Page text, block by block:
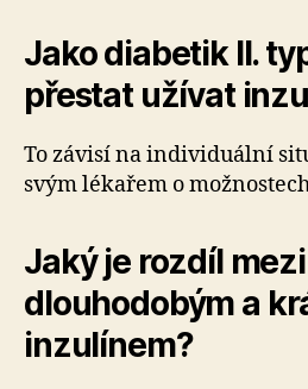
Jako diabetik II.
přestat užívat
To závisí na individuální
svým lékařem o
Jaký je rozdíl mezi
dlouhodobým a
inzulínem?